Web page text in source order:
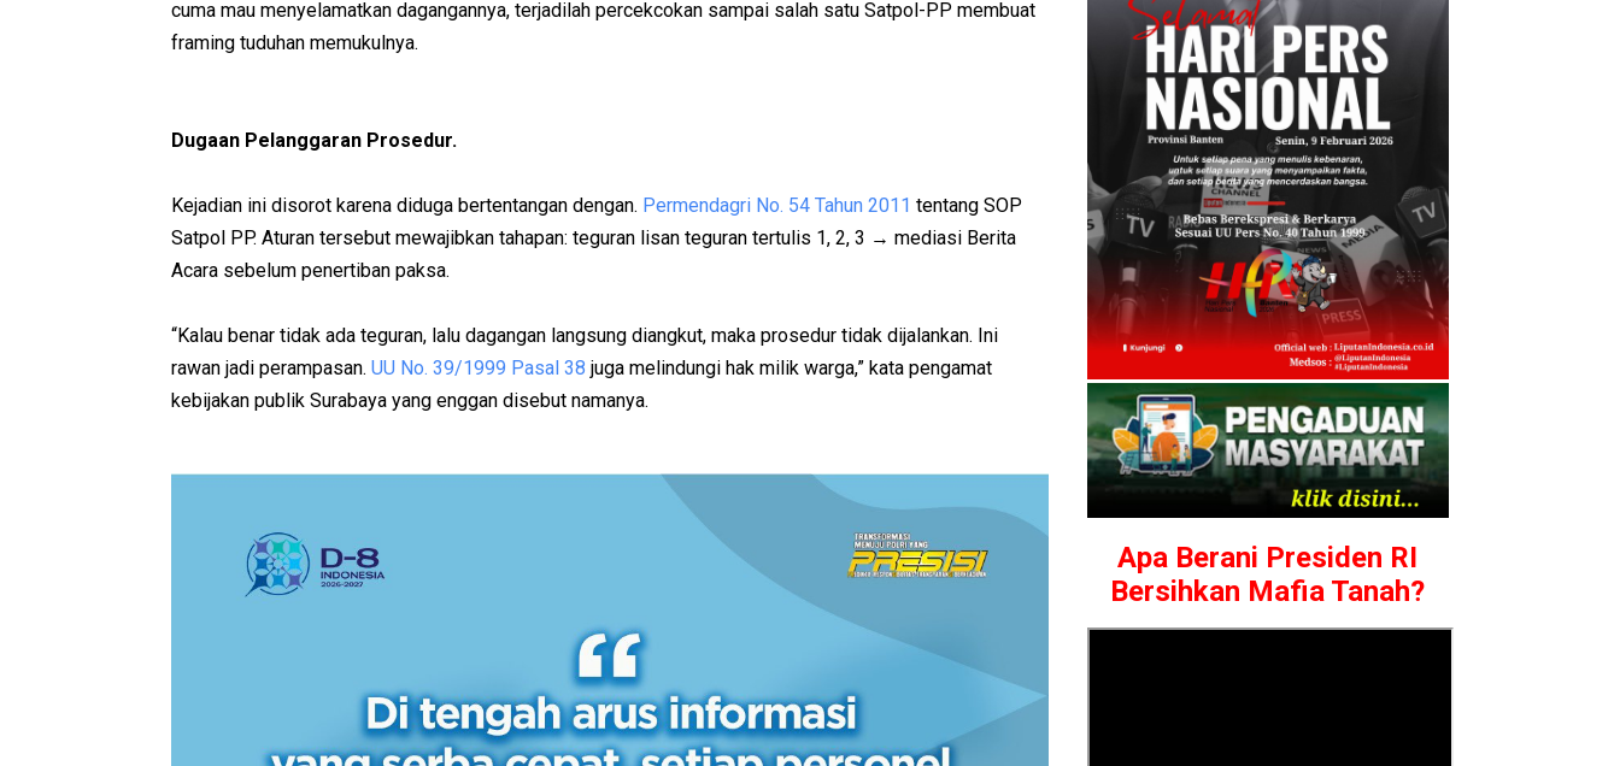
cuma mau menyelamatkan dagangannya, terjadilah percekcokan sampai salah satu Satpol-PP membuat
framing tuduhan memukulnya.
Dugaan Pelanggaran Prosedur.
Kejadian ini disorot karena diduga bertentangan dengan. Permendagri No. 54 Tahun 2011 tentang SOP
Satpol PP. Aturan tersebut mewajibkan tahapan: teguran lisan teguran tertulis 1, 2, 3 → mediasi Berita
Acara sebelum penertiban paksa.
“Kalau benar tidak ada teguran, lalu dagangan langsung diangkut, maka prosedur tidak dijalankan. Ini
rawan jadi perampasan. UU No. 39/1999 Pasal 38 juga melindungi hak milik warga,” kata pengamat
kebijakan publik Surabaya yang enggan disebut namanya.
Apa Berani Presiden RI
Bersihkan Mafia Tanah?